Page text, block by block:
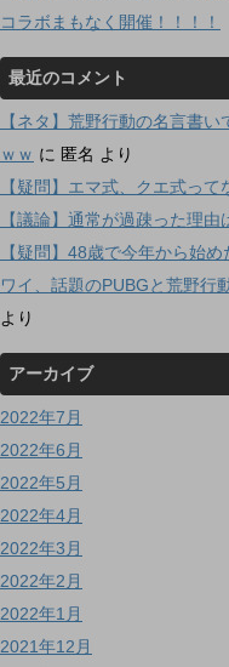
コラボまもなく開催！！！！
最近のコメント
【ネタ】荒野行動の名言書
ｗｗ に 匿名 より
【疑問】エマ式、クエ式って
【議論】通常が過疎った理
【疑問】48歳で今年から始
ワイ、話題のPUBGと荒野行
より
アーカイブ
2022年7月
2022年6月
2022年5月
2022年4月
2022年3月
2022年2月
2022年1月
2021年12月